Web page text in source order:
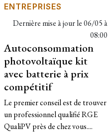
ENTREPRISES
Dernière mise à jour le06/05 à
08:00
Autoconsommation
photovoltaïque kit
avec batterie à prix
compétitif
Le premier conseil est de trouver
un professionnel qualifié RGE
QualiPV près de chez vous....